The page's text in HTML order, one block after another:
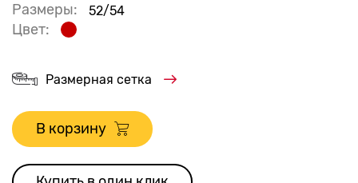
Размеры: 52/54
Цвет:
Размерная сетка
В корзину